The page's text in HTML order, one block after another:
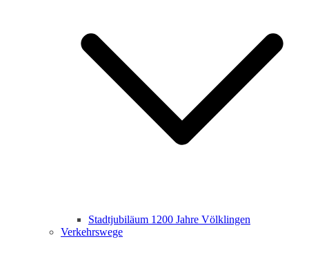
Stadtjubiläum 1200 Jahre Völklingen
Verkehrswege